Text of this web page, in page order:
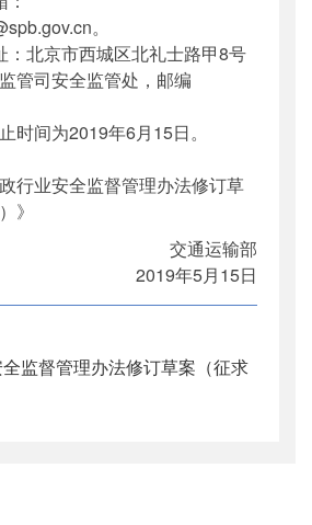
。
北京市西城区北礼士路甲8号
管司安全监管处，邮编
间为2019年6月15日。
业安全监督管理办法修订草
》
交通运输部
2019年5月15日
监督管理办法修订草案（征求